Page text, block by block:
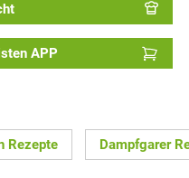
APP
Rezepte Dampfgarer